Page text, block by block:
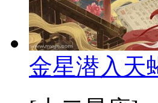
金星潜入天